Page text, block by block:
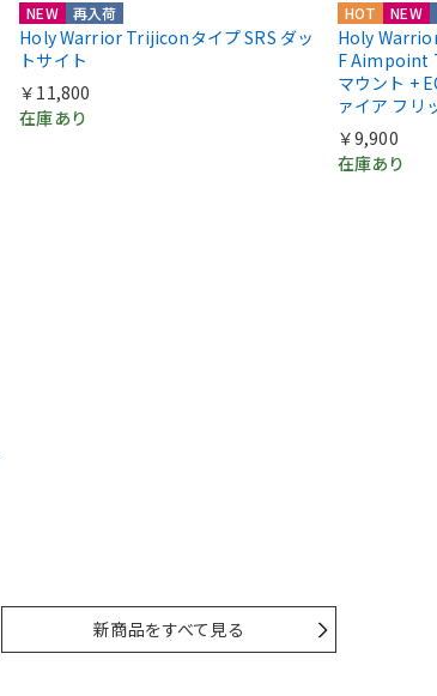
NEW 再入荷
Holy Warrior Trijiconタイプ SRS ダッ
トサイト
￥11,800
在庫あり
HOT NEW
Holy
F Aimpoint
マウント +
ァイア フリ
￥9,900
在庫あり
新商品をすべて見る